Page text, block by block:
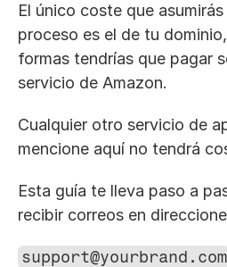
El único coste que
proceso es el de tu
formas tendrías que pagar
servicio de Amazon.
Cualquier otro servicio de
mencione aquí no tendrá
Esta guía te lleva paso a
recibir correos en
support@yourbrand.com